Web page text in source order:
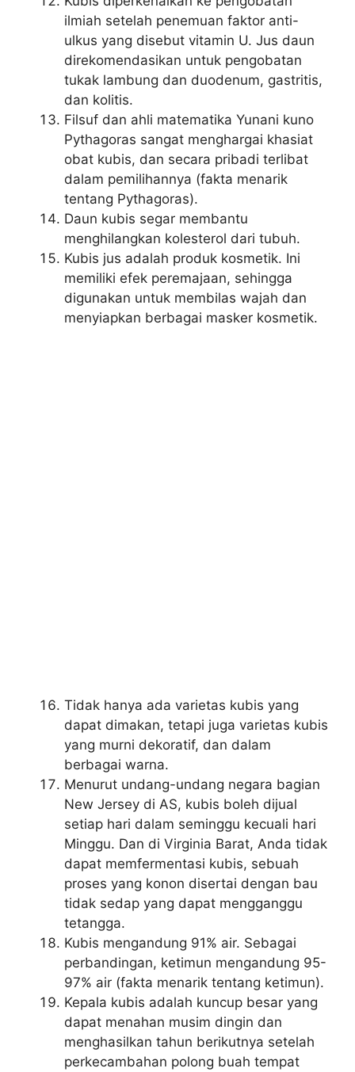
ilmiah setelah penemuan faktor anti-
ulkus yang disebut vitamin U. Jus daun
direkomendasikan untuk pengobatan
tukak lambung dan duodenum, gastritis,
dan kolitis.
Filsuf dan ahli matematika Yunani kuno
Pythagoras sangat menghargai khasiat
obat kubis, dan secara pribadi terlibat
dalam pemilihannya (fakta menarik
tentang Pythagoras).
Daun kubis segar membantu
menghilangkan kolesterol dari tubuh.
Kubis jus adalah produk kosmetik. Ini
memiliki efek peremajaan, sehingga
digunakan untuk membilas wajah dan
menyiapkan berbagai masker kosmetik.
Tidak hanya ada varietas kubis yang
dapat dimakan, tetapi juga varietas kubis
yang murni dekoratif, dan dalam
berbagai warna.
Menurut undang-undang negara bagian
New Jersey di AS, kubis boleh dijual
setiap hari dalam seminggu kecuali hari
Minggu. Dan di Virginia Barat, Anda tidak
dapat memfermentasi kubis, sebuah
proses yang konon disertai dengan bau
tidak sedap yang dapat mengganggu
tetangga.
Kubis mengandung 91% air. Sebagai
perbandingan, ketimun mengandung 95-
97% air (fakta menarik tentang ketimun).
Kepala kubis adalah kuncup besar yang
dapat menahan musim dingin dan
menghasilkan tahun berikutnya setelah
perkecambahan polong buah tempat